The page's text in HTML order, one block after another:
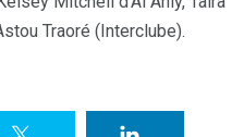
Traoré (Interclube).